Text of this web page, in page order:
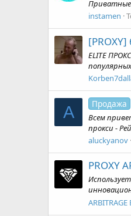
Приватные
instamen
ELITE
A Продажа
Всем
прокси -
aluckyanov
PROXY
ARBITRAGE